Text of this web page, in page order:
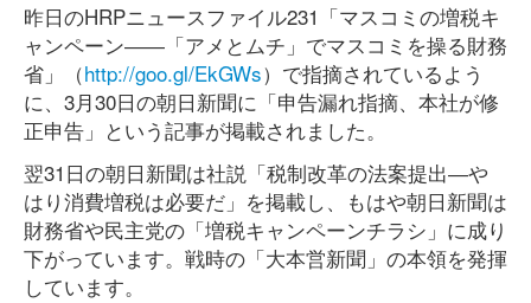
昨日のHRPニュースファイル231「マスコミの増税キ
ャンペーン――「アメとムチ」でマスコミを操る財務
省」（http://goo.gl/EkGWs）で指摘されているよう
に、3月30日の朝日新聞に「申告漏れ指摘、本社が修
正申告」という記事が掲載されました。
翌31日の朝日新聞は社説「税制改革の法案提出―や
はり消費増税は必要だ」を掲載し、もはや朝日新聞は
財務省や民主党の「増税キャンペーンチラシ」に成り
下がっています。戦時の「大本営新聞」の本領を発揮
しています。